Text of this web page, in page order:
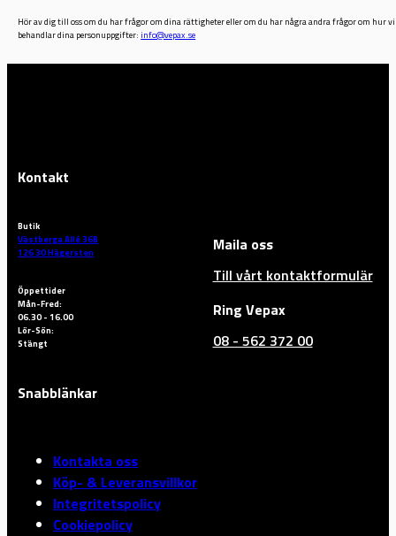
Hör av dig till oss om du har frågor om dina rättigheter eller om du har några andra frågor om hur vi
behandlar dina personuppgifter: info@vepax.se
Kontakt
Butik
Västberga Allé 36B
126 30 Hägersten
Maila oss
Till vårt kontaktformulär
Öppettider
Mån-Fred:
06.30 - 16.00
Lör-Sön:
Stängt
Ring Vepax
08 - 562 372 00
Snabblänkar
Kontakta oss
Köp- & Leveransvillkor
Integritetspolicy
Cookiepolicy